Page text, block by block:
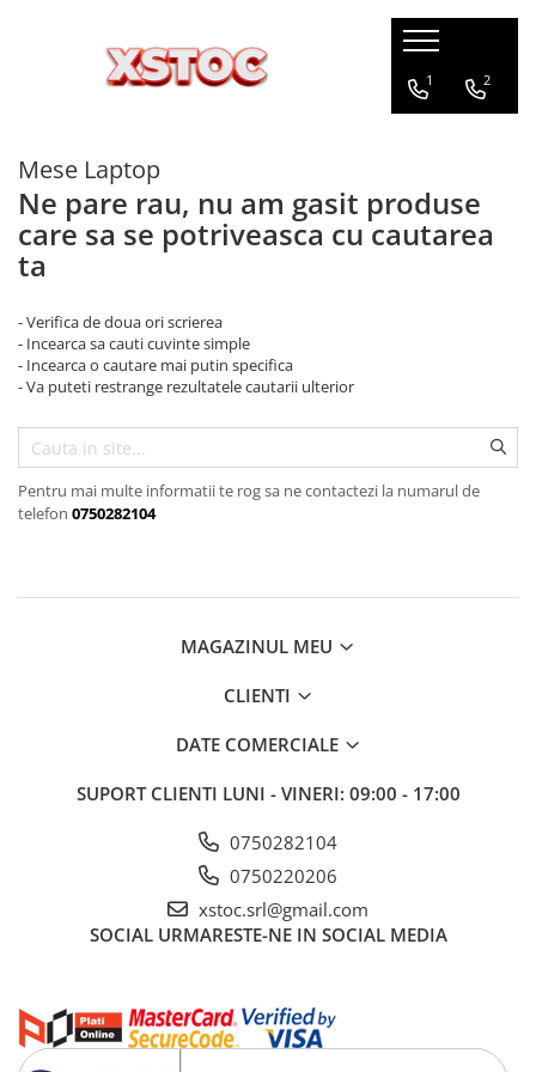
Aparate & Accesorii ingrijire personala
Pelerină de tuns
Echipament studio
Ring Light
Soft Box
Iluminat & Electrice
Lustre
Lustre Led
Veioze si Lampi
Figurine
Jucari copii
Jucarie de plus
Jucarii interactive
Kendama
Masinute
Pistoale
Set de constructie
Tanc
Manichiura / Echipamente Salon
Aspiratoare unghii
Freze electrice
Lampi led uv
Lampi masa manichiura
Echipamente salon
Lampi cu lupa
Pedichiura
Reclama frizarie / Barber Pole
Scaune saloane
Sterilizatoare
Ucenici
1 2
Mese Laptop
Ne pare rau, nu am gasit produse
care sa se potriveasca cu cautarea
ta
- Verifica de doua ori scrierea
- Incearca sa cauti cuvinte simple
- Incearca o cautare mai putin specifica
- Va puteti restrange rezultatele cautarii ulterior
Pentru mai multe informatii te rog sa ne contactezi la numarul de
telefon 0750282104
MAGAZINUL MEU
CLIENTI
DATE COMERCIALE
SUPORT CLIENTI LUNI - VINERI: 09:00 - 17:00
0750282104
0750220206
xstoc.srl@gmail.com
SOCIAL URMARESTE-NE IN SOCIAL MEDIA